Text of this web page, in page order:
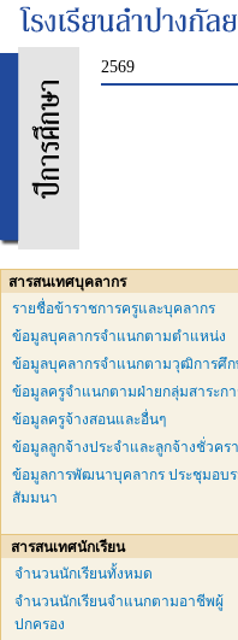
2569
สารสนเทศบุคลากร
รายชื่อข้าราชการครูและบุคลากร
ข้อมูลบุคลากรจำแนกตามตำแหน่ง
ข้อมูลบุคลากรจำแนกตามวุฒิการศึก
ข้อมูลครูจำแนกตามฝ่ายกลุ่มสาระกา
ข้อมูลครูจ้างสอนและอื่นๆ
ข้อมูลลูกจ้างประจำและลูกจ้างชั่วคร
ข้อมูลการพัฒนาบุคลากร ประชุมอบ
สัมมนา
สารสนเทศนักเรียน
จำนวนนักเรียนทั้งหมด
จำนวนนักเรียนจำแนกตามอาชีพผู้
ปกครอง